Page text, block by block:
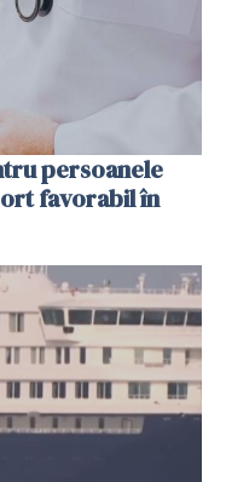
persoanele
favorabil în